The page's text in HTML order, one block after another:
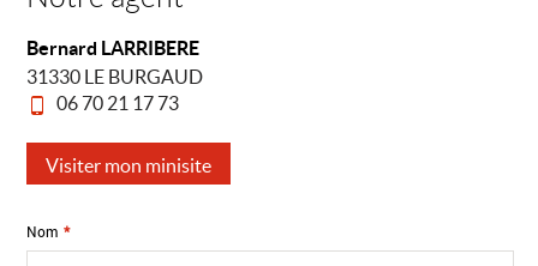
Bernard LARRIBERE
31330 LE BURGAUD
06 70 21 17 73
Visiter mon minisite
Nom *